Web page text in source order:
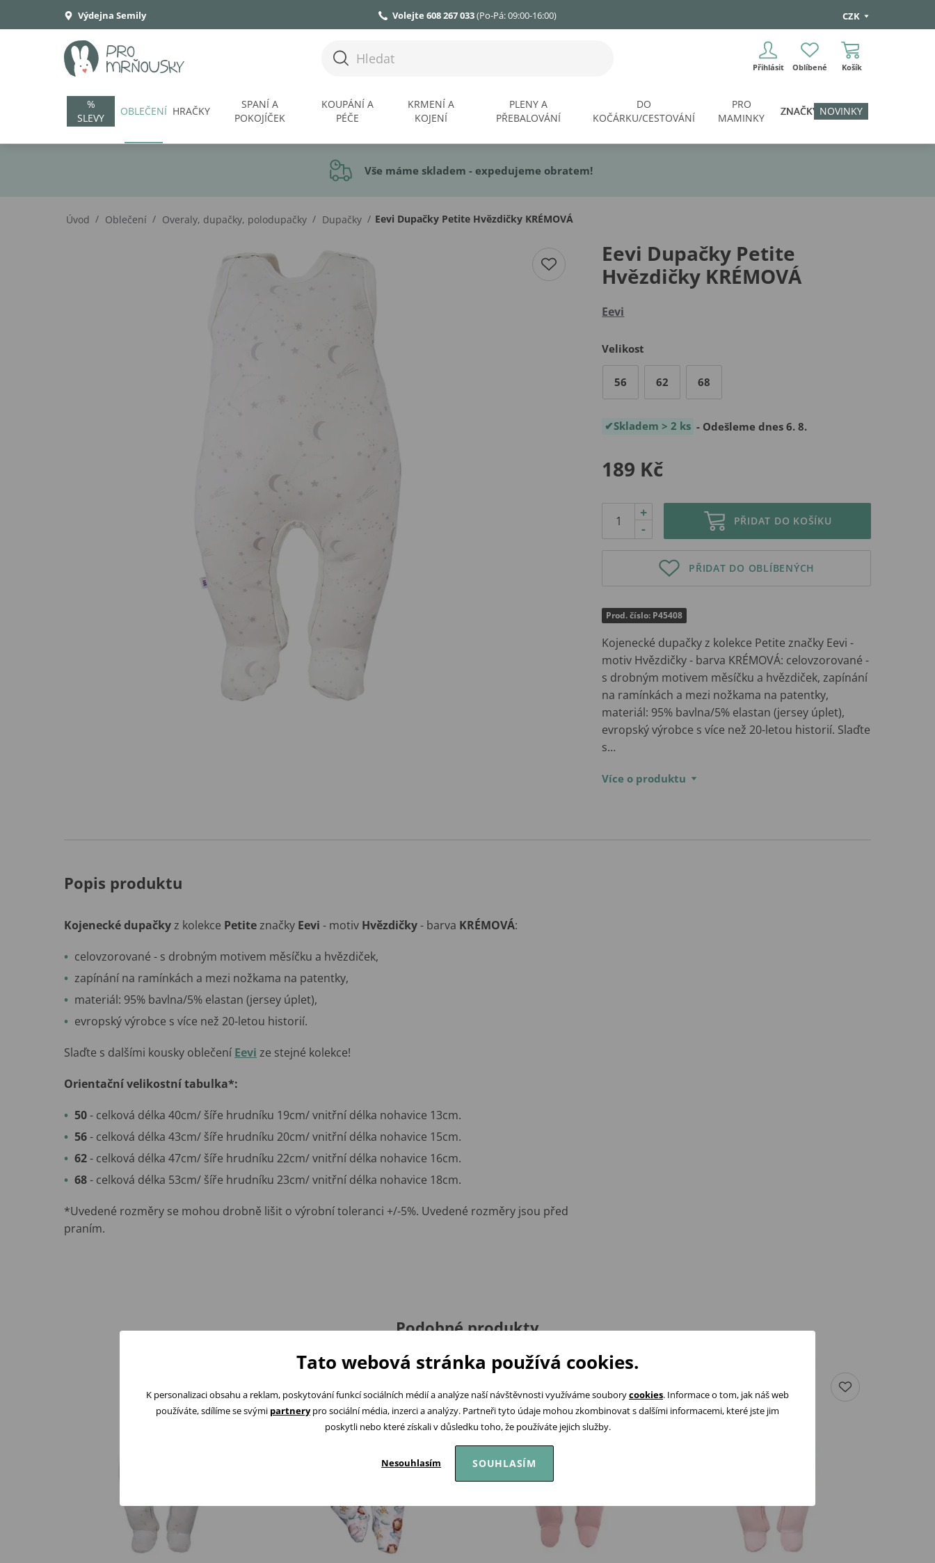
Výdejna Semily Volejte 608 267 033(Po-Pá: 09:00-16:00) CZK
Přihlásit Oblíbené Košík
%
SLEVY
OBLEČENÍ HRAČKY
SPANÍ A
POKOJÍČEK
KOUPÁNÍ A
PÉČE
KRMENÍ A
KOJENÍ
PLENY A
PŘEBALOVÁNÍ
DO
KOČÁRKU/CESTOVÁNÍ
PRO
MAMINKY
ZNAČKY NOVINKY
Vše máme skladem - expedujeme obratem!
Úvod / Oblečení / Overaly, dupačky, polodupačky / Dupačky / Eevi Dupačky Petite Hvězdičky KRÉMOVÁ
Eevi Dupačky Petite
Hvězdičky KRÉMOVÁ
Eevi
Velikost
56 62 68
Skladem > 2 ks - Odešleme dnes 6. 8.
189 Kč
-
+
PŘIDAT DO KOŠÍKU
PŘIDAT DO OBLÍBENÝCH
Prod. číslo: P45408
Kojenecké dupačky z kolekce Petite značky Eevi -
motiv Hvězdičky - barva KRÉMOVÁ: celovzorované -
s drobným motivem měsíčku a hvězdiček, zapínání
na ramínkách a mezi nožkama na patentky,
materiál: 95% bavlna/5% elastan (jersey úplet),
evropský výrobce s více než 20-letou historií. Slaďte
s…
Více o produktu
Popis produktu
Kojenecké dupačkyz kolekce Petiteznačky Eevi - motiv Hvězdičky- barva KRÉMOVÁ:
celovzorované - s drobným motivem měsíčku a hvězdiček,
zapínání na ramínkách a mezi nožkama na patentky,
materiál: 95% bavlna/5% elastan (jersey úplet),
evropský výrobce s více než 20-letou historií.
Slaďte s dalšími kousky oblečení Eevi ze stejné kolekce!
Orientační velikostní tabulka*:
50- celková délka 40cm/ šíře hrudníku 19cm/ vnitřní délka nohavice 13cm.
56- celková délka 43cm/ šíře hrudníku 20cm/ vnitřní délka nohavice 15cm.
62- celková délka 47cm/ šíře hrudníku 22cm/ vnitřní délka nohavice 16cm.
68- celková délka 53cm/ šíře hrudníku 23cm/ vnitřní délka nohavice 18cm.
*Uvedené rozměry se mohou drobně lišit o výrobní toleranci +/-5%. Uvedené rozměry jsou před
praním.
Podobné produkty
Tato webová stránka používá cookies.
K personalizaci obsahu a reklam, poskytování funkcí sociálních médií a analýze naší návštěvnosti využíváme souborycookies. Informace o tom, jak náš web
používáte, sdílíme se svými partnerypro sociální média, inzerci a analýzy. Partneři tyto údaje mohou zkombinovat s dalšími informacemi, které jste jim
poskytli nebo které získali v důsledku toho, že používáte jejich služby.
Nesouhlasím SOUHLASÍM